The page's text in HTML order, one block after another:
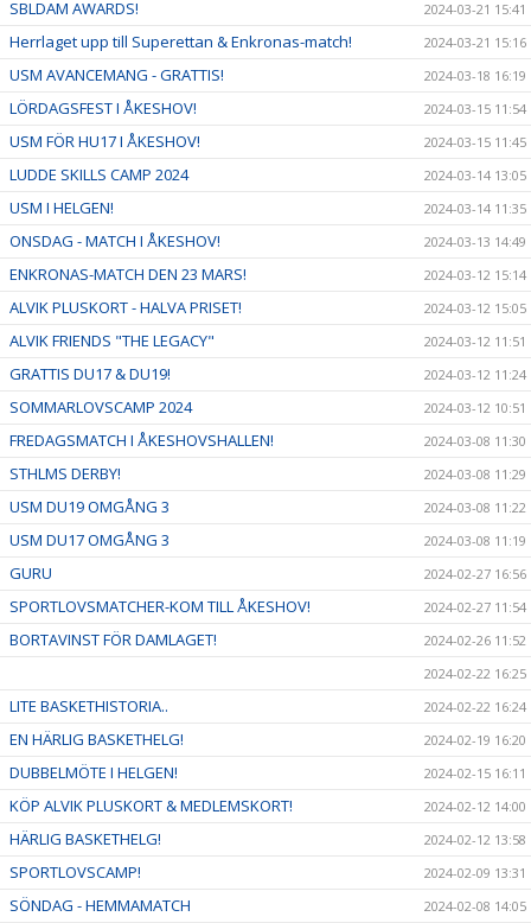
SBLDAM AWARDS! 2024-03-21 15:41
Herrlaget upp till Superettan & Enkronas-match! 2024-03-21 15:16
USM AVANCEMANG - GRATTIS! 2024-03-18 16:19
LÖRDAGSFEST I ÅKESHOV! 2024-03-15 11:54
USM FÖR HU17 I ÅKESHOV! 2024-03-15 11:45
LUDDE SKILLS CAMP 2024 2024-03-14 13:05
USM I HELGEN! 2024-03-14 11:35
ONSDAG - MATCH I ÅKESHOV! 2024-03-13 14:49
ENKRONAS-MATCH DEN 23 MARS! 2024-03-12 15:14
ALVIK PLUSKORT - HALVA PRISET! 2024-03-12 15:05
ALVIK FRIENDS "THE LEGACY" 2024-03-12 11:51
GRATTIS DU17 & DU19! 2024-03-12 11:24
SOMMARLOVSCAMP 2024 2024-03-12 10:51
FREDAGSMATCH I ÅKESHOVSHALLEN! 2024-03-08 11:30
STHLMS DERBY! 2024-03-08 11:29
USM DU19 OMGÅNG 3 2024-03-08 11:22
USM DU17 OMGÅNG 3 2024-03-08 11:19
GURU 2024-02-27 16:56
SPORTLOVSMATCHER-KOM TILL ÅKESHOV! 2024-02-27 11:54
BORTAVINST FÖR DAMLAGET!
2024-02-26 11:52
2024-02-22 16:25
LITE BASKETHISTORIA.. 2024-02-22 16:24
EN HÄRLIG BASKETHELG! 2024-02-19 16:20
DUBBELMÖTE I HELGEN! 2024-02-15 16:11
KÖP ALVIK PLUSKORT & MEDLEMSKORT! 2024-02-12 14:00
HÄRLIG BASKETHELG! 2024-02-12 13:58
SPORTLOVSCAMP! 2024-02-09 13:31
SÖNDAG - HEMMAMATCH 2024-02-08 14:05